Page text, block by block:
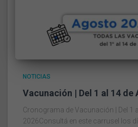
NOTICIAS
Vacunación | Del 1 al 14 de
Cronograma de Vacunación | Del 1
2026Consultá en este carrusel los